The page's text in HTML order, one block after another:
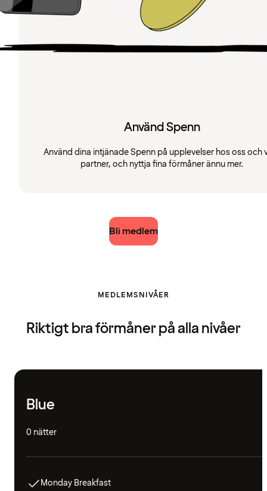
Använd Spenn
Använd dina intjänade Spenn på upplevelser hos oss och
partner, och nyttja fina förmåner ännu mer.
Bli medlem
MEDLEMSNIVÅER
Riktigt bra förmåner på alla nivåer
Blue
0 nätter
Monday Breakfast